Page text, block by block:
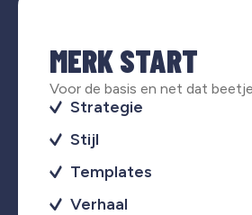
MERK START
Voor de basis en net dat
Strategie
Stijl
Templates
Verhaal